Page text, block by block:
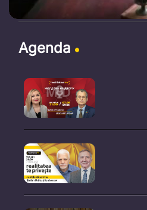
Agenda